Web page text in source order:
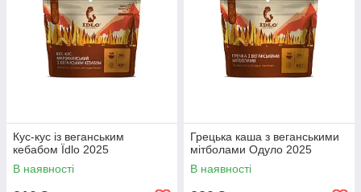
Кус-кус із веганським
кебабом Їdlo 2025
В наявності
Грецька каша з веганськими
мітболами Одуло 2025
В наявності